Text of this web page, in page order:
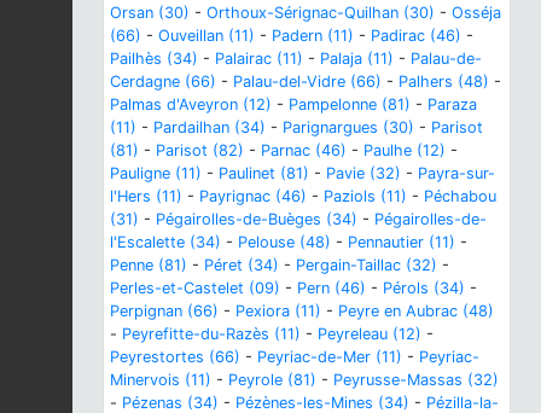
Orsan (30) - Orthoux-Sérignac-Quilhan (30) - Osséja
(66) - Ouveillan (11) - Padern (11) - Padirac (46) -
Pailhès (34) - Palairac (11) - Palaja (11) - Palau-de-
Cerdagne (66) - Palau-del-Vidre (66) - Palhers (48) -
Palmas d'Aveyron (12) - Pampelonne (81) - Paraza
(11) - Pardailhan (34) - Parignargues (30) - Parisot
(81) - Parisot (82) - Parnac (46) - Paulhe (12) -
Pauligne (11) - Paulinet (81) - Pavie (32) - Payra-sur-
l'Hers (11) - Payrignac (46) - Paziols (11) - Péchabou
(31) - Pégairolles-de-Buèges (34) - Pégairolles-de-
l'Escalette (34) - Pelouse (48) - Pennautier (11) -
Penne (81) - Péret (34) - Pergain-Taillac (32) -
Perles-et-Castelet (09) - Pern (46) - Pérols (34) -
Perpignan (66) - Pexiora (11) - Peyre en Aubrac (48)
- Peyrefitte-du-Razès (11) - Peyreleau (12) -
Peyrestortes (66) - Peyriac-de-Mer (11) - Peyriac-
Minervois (11) - Peyrole (81) - Peyrusse-Massas (32)
- Pézenas (34) - Pézènes-les-Mines (34) - Pézilla-la-